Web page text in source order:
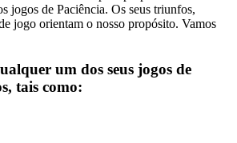
jogos de Paciência. Os seus triunfos,
jogo orientam o nosso propósito. Vamos
um dos seus jogos de
tais como: